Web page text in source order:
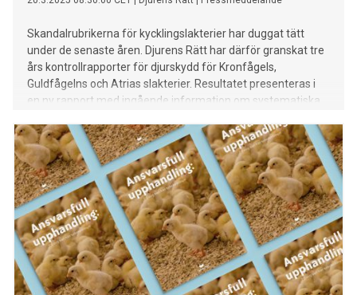
Skandalrubrikerna för kycklingslakterier har duggat tätt
under de senaste åren. Djurens Rätt har därför granskat tre
års kontrollrapporter för djurskydd för Kronfågels,
Guldfågelns och Atrias slakterier. Resultatet presenteras i
en ny rapport med ingående information om systematiska
åtgärder för att lösa problemen.